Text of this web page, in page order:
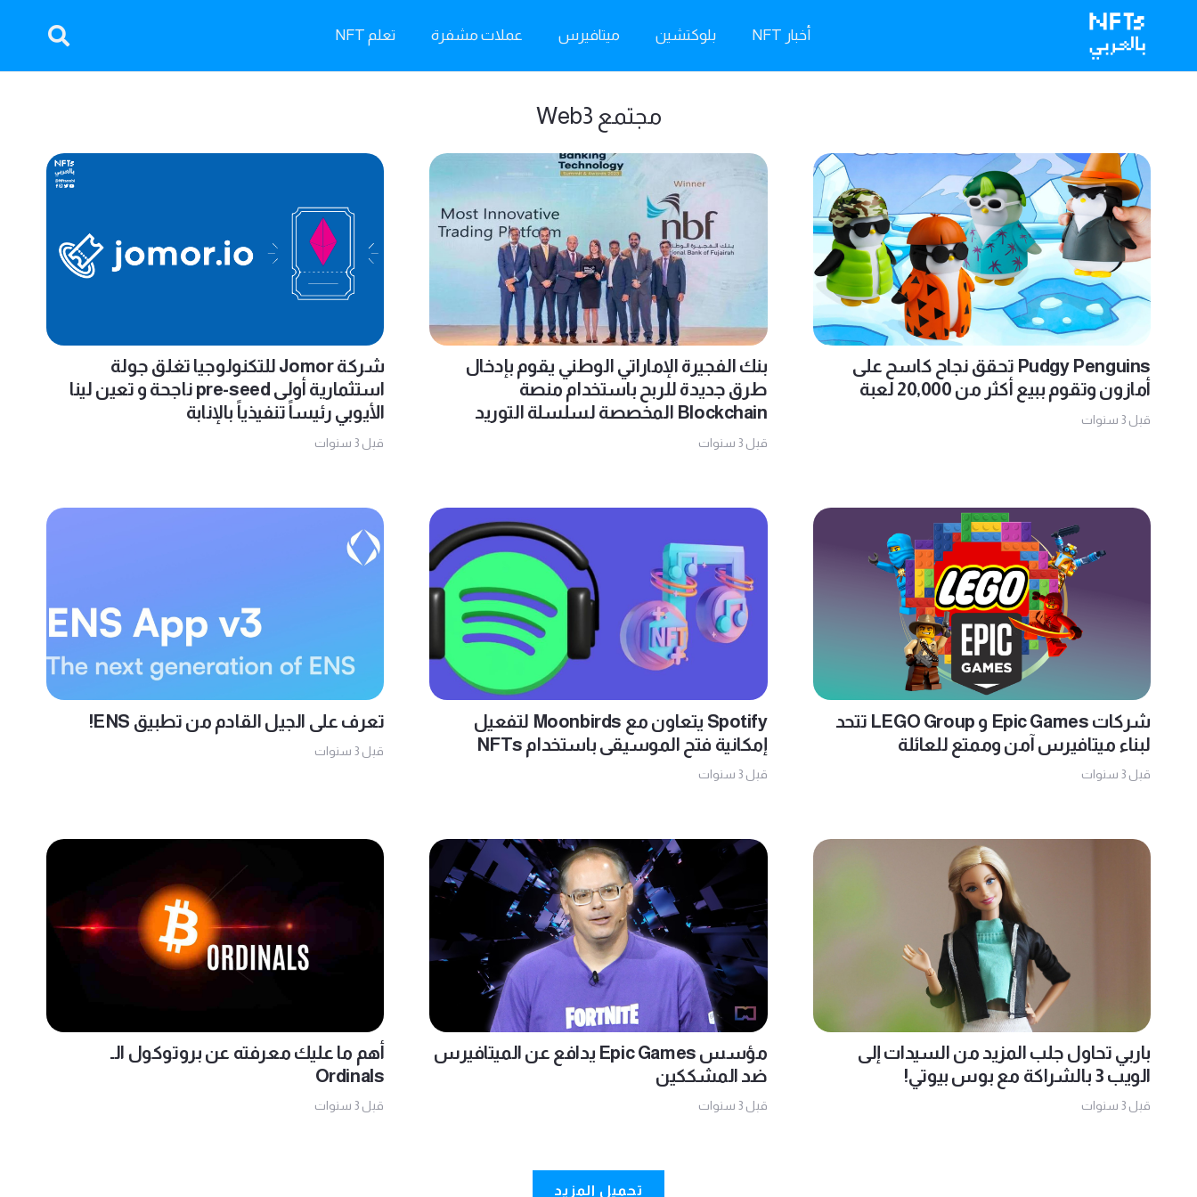
أخبار NFT بلوكتشين ميتافيرس عملات مشفرة تعلم NFT
مجتمع Web3
Pudgy Penguins تحقق نجاح كاسح على
أمازون وتقوم ببيع أكثر من 20,000 لعبة
قبل 3 سنوات
بنك الفجيرة الإماراتي الوطني يقوم بإدخال
طرق جديدة للربح باستخدام منصة
Blockchain المخصصة لسلسلة التوريد
قبل 3 سنوات
شركة Jomor للتكنولوجيا تغلق جولة
استثمارية أولى pre-seed ناجحة و تعين لينا
الأيوبي رئيساً تنفيذياً بالإنابة
قبل 3 سنوات
شركات Epic Games و LEGO Group تتحد
لبناء ميتافيرس آمن وممتع للعائلة
قبل 3 سنوات
Spotify يتعاون مع Moonbirds لتفعيل
إمكانية فتح الموسيقى باستخدام NFTs
قبل 3 سنوات
تعرف على الجيل القادم من تطبيق ENS!
قبل 3 سنوات
باربي تحاول جلب المزيد من السيدات إلى
الويب 3 بالشراكة مع بوس بيوتي!
قبل 3 سنوات
مؤسس Epic Games يدافع عن الميتافيرس
ضد المشككين
قبل 3 سنوات
أهم ما عليك معرفته عن بروتوكول الـ
Ordinals
قبل 3 سنوات
تحميل المزيد